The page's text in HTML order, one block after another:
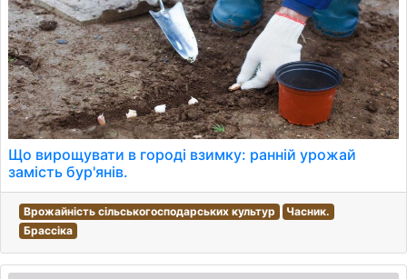
Що вирощувати в городі взимку: ранній урожай
замість бур'янів.
Врожайність сільськогосподарських культур
Часник.
Брассіка